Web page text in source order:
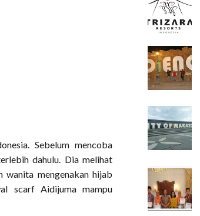
Sebelum mencoba
dahulu. Dia melihat
wanita mengenakan hijab
scarf Aidijuma mampu